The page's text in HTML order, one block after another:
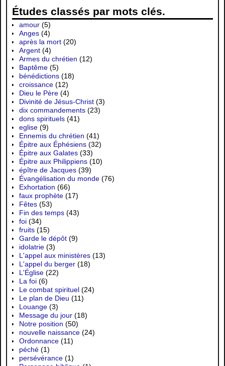
Études classés par mots clés.
amour (5)
Anges (4)
après la mort (20)
Argent (4)
Armes du chrétien (12)
Baptême (5)
bénédictions (18)
croissance (12)
Dieu le Père (4)
Divinité de Jésus-Christ (3)
dix commandements (23)
dons spirituels (41)
eglise (9)
Ennemis du chrétien (41)
Épitre aux Éphésiens (32)
Épitre aux Galates (33)
Épitre aux Philippiens (10)
épître de Jacques (39)
Évangélisation du monde (76)
Exhortation (66)
faux prophète (17)
Fêtes (53)
Fin des temps (43)
foi (34)
fruits (15)
Garde le dépôt (9)
idolatrie (3)
L'appel aux ministères (13)
L'appel du berger (18)
L'Église (22)
La foi (6)
Le combat spirituel (24)
Le plan de Dieu (11)
Louange (3)
Message du jour (18)
Notre position (50)
nouvelle naissance (24)
Ordonnance (11)
péché (1)
persévérance (1)